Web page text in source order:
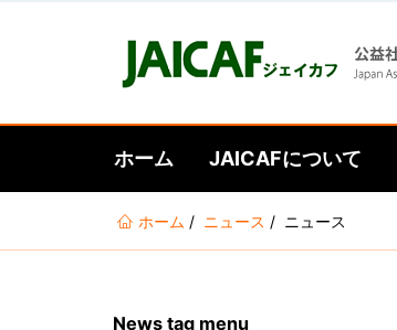
ホーム JAICAFについて
ホーム ニュース ニュース
News tag menu